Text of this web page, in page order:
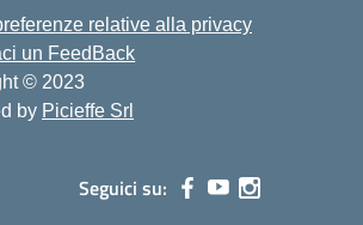
relative alla privacy
un FeedBack
© 2023
by Picieffe Srl
Seguici su: